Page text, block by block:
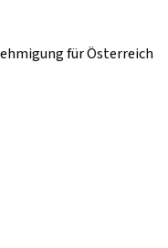
für Österreich